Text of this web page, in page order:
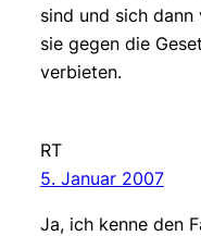
sind und sich
sie gegen die
verbieten.
RT
5. Januar 2007
Ja, ich kenne den